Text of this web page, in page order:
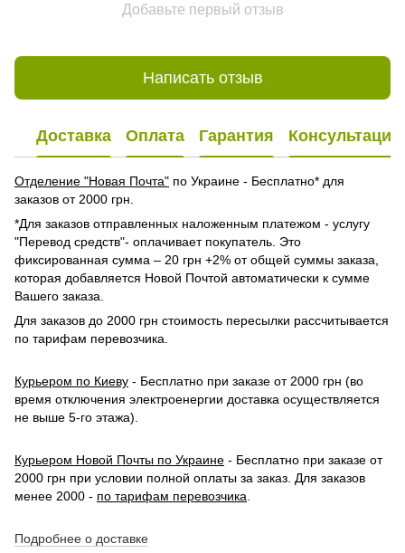
Добавьте первый отзыв
Написать отзыв
Доставка Оплата Гарантия Консультация
Отделение "Новая Почта" по Украине - Бесплатно* для
заказов от 2000 грн.
*Для заказов отправленных наложенным платежом - услугу
"Перевод средств"- оплачивает покупатель. Это
фиксированная сумма – 20 грн +2% от общей суммы заказа,
которая добавляется Новой Почтой автоматически к сумме
Вашего заказа.
Для заказов до 2000 грн стоимость пересылки рассчитывается
по тарифам перевозчика.
Курьером по Киеву - Бесплатно при заказе от 2000 грн (во
время отключения электроенергии доставка осуществляется
не выше 5-го этажа).
Курьером Новой Почты по Украине - Бесплатно при заказе от
2000 грн при условии полной оплаты за заказ. Для заказов
менее 2000 - по тарифам перевозчика
Подробнее о доставке